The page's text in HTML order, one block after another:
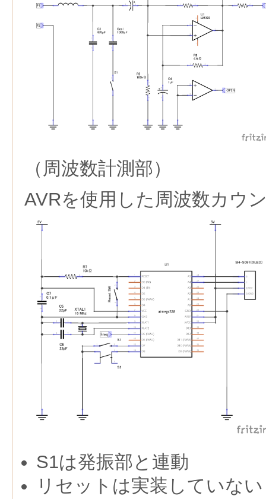
（周波数計測部）
AVRを使用した周波数カウ
S1は発振部と連動
リセットは実装していない